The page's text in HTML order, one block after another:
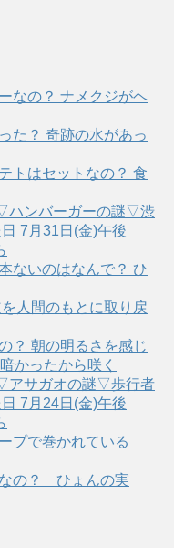
なの？ ナメクジがヘ
た？ 奇跡の水があっ
トはセットなの？ 食
ハンバーガーの謎▽渋
7月31日(金)午後
ないのはなんで？ ひ
人間のもとに取り戻
？ 朝の明るさを感じ
かったから咲く
アサガオの謎▽歩行者
7月24日(金)午後
プで巻かれている
の？ ひょんの実